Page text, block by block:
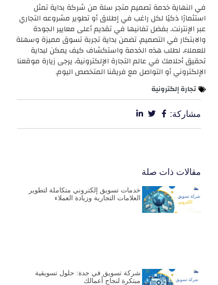
في النهاية خدمة تصميم متجر سلة من شركة بداية تمثل
استثمارًا ذكيًا لكل راغب في إطلاق أو تطوير مشروعه التجاري
عبر الإنترنت. بفضل تفانيها في تقديم أعلى معايير الجودة
والابتكار في التصميم، تضمن بداية تجربة تسوق مميزة وسهلة
للعملاء. لطلب هذه الخدمة واستكشاف كيف يمكن لبداية
تحقيق أحلامك في عالم التجارة الإلكترونية، يرجى زيارة موقعنا
الإلكتروني أو التواصل مع فريقنا المتخصص اليوم.
تجارة إلكترونية
مشاركة:
مقالات ذات صلة
خدمات تسويق إلكتروني متكاملة لتطوير
العلامات التجارية وزيادة العملاء
شركة تسويق في جدة: حلول تسويقية
مبتكرة لنجاح أعمالك